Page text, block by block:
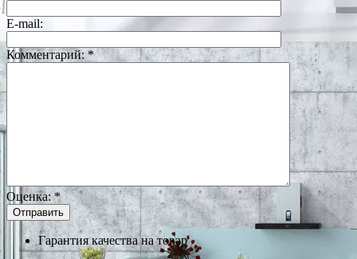
E-mail:
Комментарий:*
Оценка:*
Гарантия качества на товар